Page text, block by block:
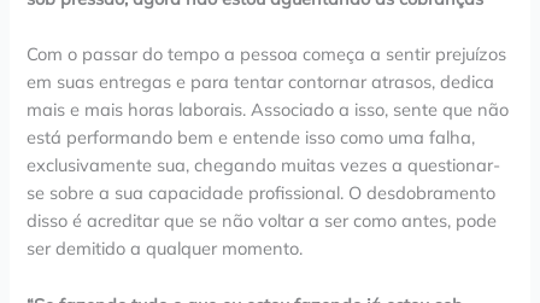
Com o passar do tempo a pessoa começa a sentir prejuízos
em suas entregas e para tentar contornar atrasos, dedica
mais e mais horas laborais. Associado a isso, sente que não
está performando bem e entende isso como uma falha,
exclusivamente sua, chegando muitas vezes a questionar-
se sobre a sua capacidade profissional. O desdobramento
disso é acreditar que se não voltar a ser como antes, pode
ser demitido a qualquer momento.